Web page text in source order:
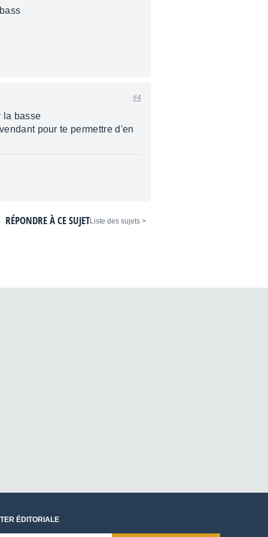
#4
la basse
pour te permettre d'en
< Liste des sujets
RÉPONDRE À CE SUJET
ÉDITORIALE